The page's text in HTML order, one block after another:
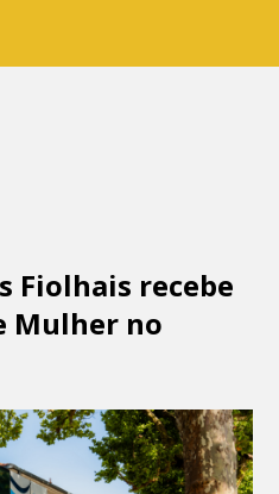
Fiolhais recebe
Mulher no